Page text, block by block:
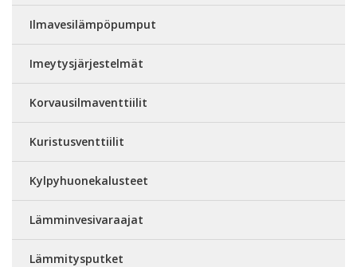
Ilmavesilämpöpumput
Imeytysjärjestelmät
Korvausilmaventtiilit
Kuristusventtiilit
Kylpyhuonekalusteet
Lämminvesivaraajat
Lämmitysputket